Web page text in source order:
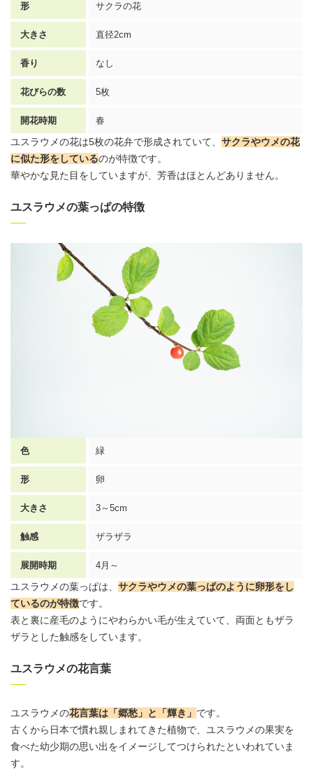
形 サクラの花
大きさ 直径2cm
香り なし
花びらの数 5枚
開花時期 春
ユスラウメの花は5枚の花弁で形成されていて、 サクラやウメの花
に似た形をしているのが特徴です。
華やかな見た目をしていますが、芳香はほとんどありません。
ユスラウメの葉っぱの特徴
色 緑
形 卵
大きさ 3～5cm
触感 ザラザラ
展開時期 4月～
ユスラウメの葉っぱは、 サクラやウメの葉っぱのように卵形をし
ているのが特徴です。
表と裏に産毛のようにやわらかい毛が生えていて、両面ともザラ
ザラとした触感をしています。
ユスラウメの花言葉
ユスラウメの花言葉は「郷愁」と「輝き」 です。
古くから日本で慣れ親しまれてきた植物で、ユスラウメの果実を
食べた幼少期の思い出をイメージしてつけられたといわれていま
す。